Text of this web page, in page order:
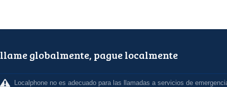
llame globalmente, pague localmente
Localphone no es adecuado para las llamadas a servicios de